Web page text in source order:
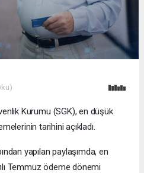
Kurumu (SGK), en düşük
tarihini açıkladı.
yapılan paylaşımda, en
Temmuz ödeme dönemi